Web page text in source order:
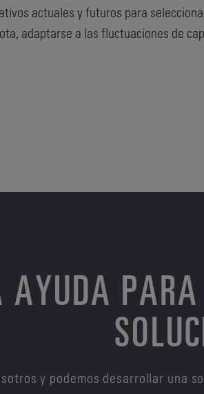
actuales y futuros para
adaptarse a las fluctuaciones de
AYUDA
y podemos desarrollar una